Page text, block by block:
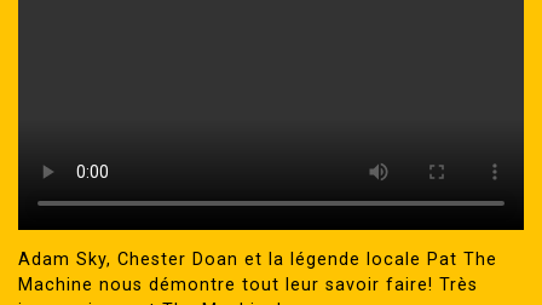
Adam Sky, Chester Doan et la légende locale Pat The
Machine nous démontre tout leur savoir faire! Très